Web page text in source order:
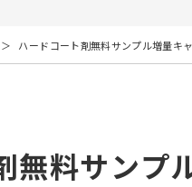
ハードコート剤無料サンプル増量キ
無料サンプ